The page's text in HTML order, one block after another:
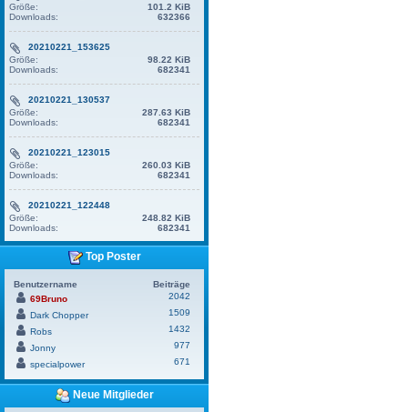
Größe:
101.2 KiB
Downloads:
632366
20210221_153625
Größe:
98.22 KiB
Downloads:
682341
20210221_130537
Größe:
287.63 KiB
Downloads:
682341
20210221_123015
Größe:
260.03 KiB
Downloads:
682341
20210221_122448
Größe:
248.82 KiB
Downloads:
682341
Top Poster
Benutzername
Beiträge
69Bruno
2042
Dark Chopper
1509
Robs
1432
Jonny
977
specialpower
671
Neue Mitglieder